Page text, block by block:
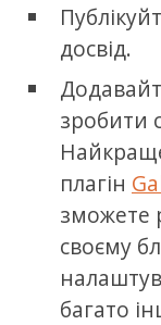
досвід.
зробити
Найкраще
плагін
зможете
своєму
багато